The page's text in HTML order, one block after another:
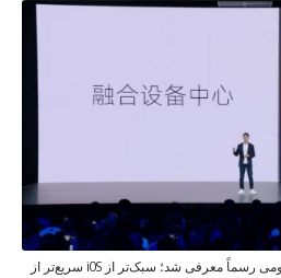
سیستم عامل HyperOS شیائومی رسماً معرفی شد؛ سبک‌تر از iOS سریع‌تر از